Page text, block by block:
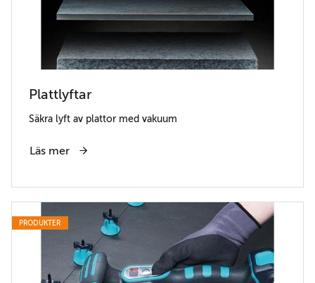
Plattlyftar
Säkra lyft av plattor med vakuum
Läs mer
PRODUKTER